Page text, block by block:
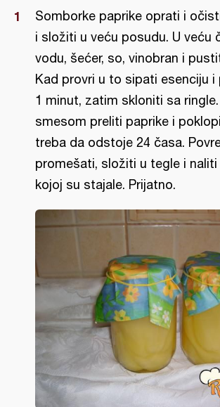
Somborke paprike oprati i
i složiti u veću posudu. U veću
vodu, šećer, so, vinobran i
Kad provri u to sipati esenciju
1 minut, zatim skloniti sa
smesom preliti paprike i
treba da odstoje 24 časa.
promešati, složiti u tegle i
kojoj su stajale. Prijatno.